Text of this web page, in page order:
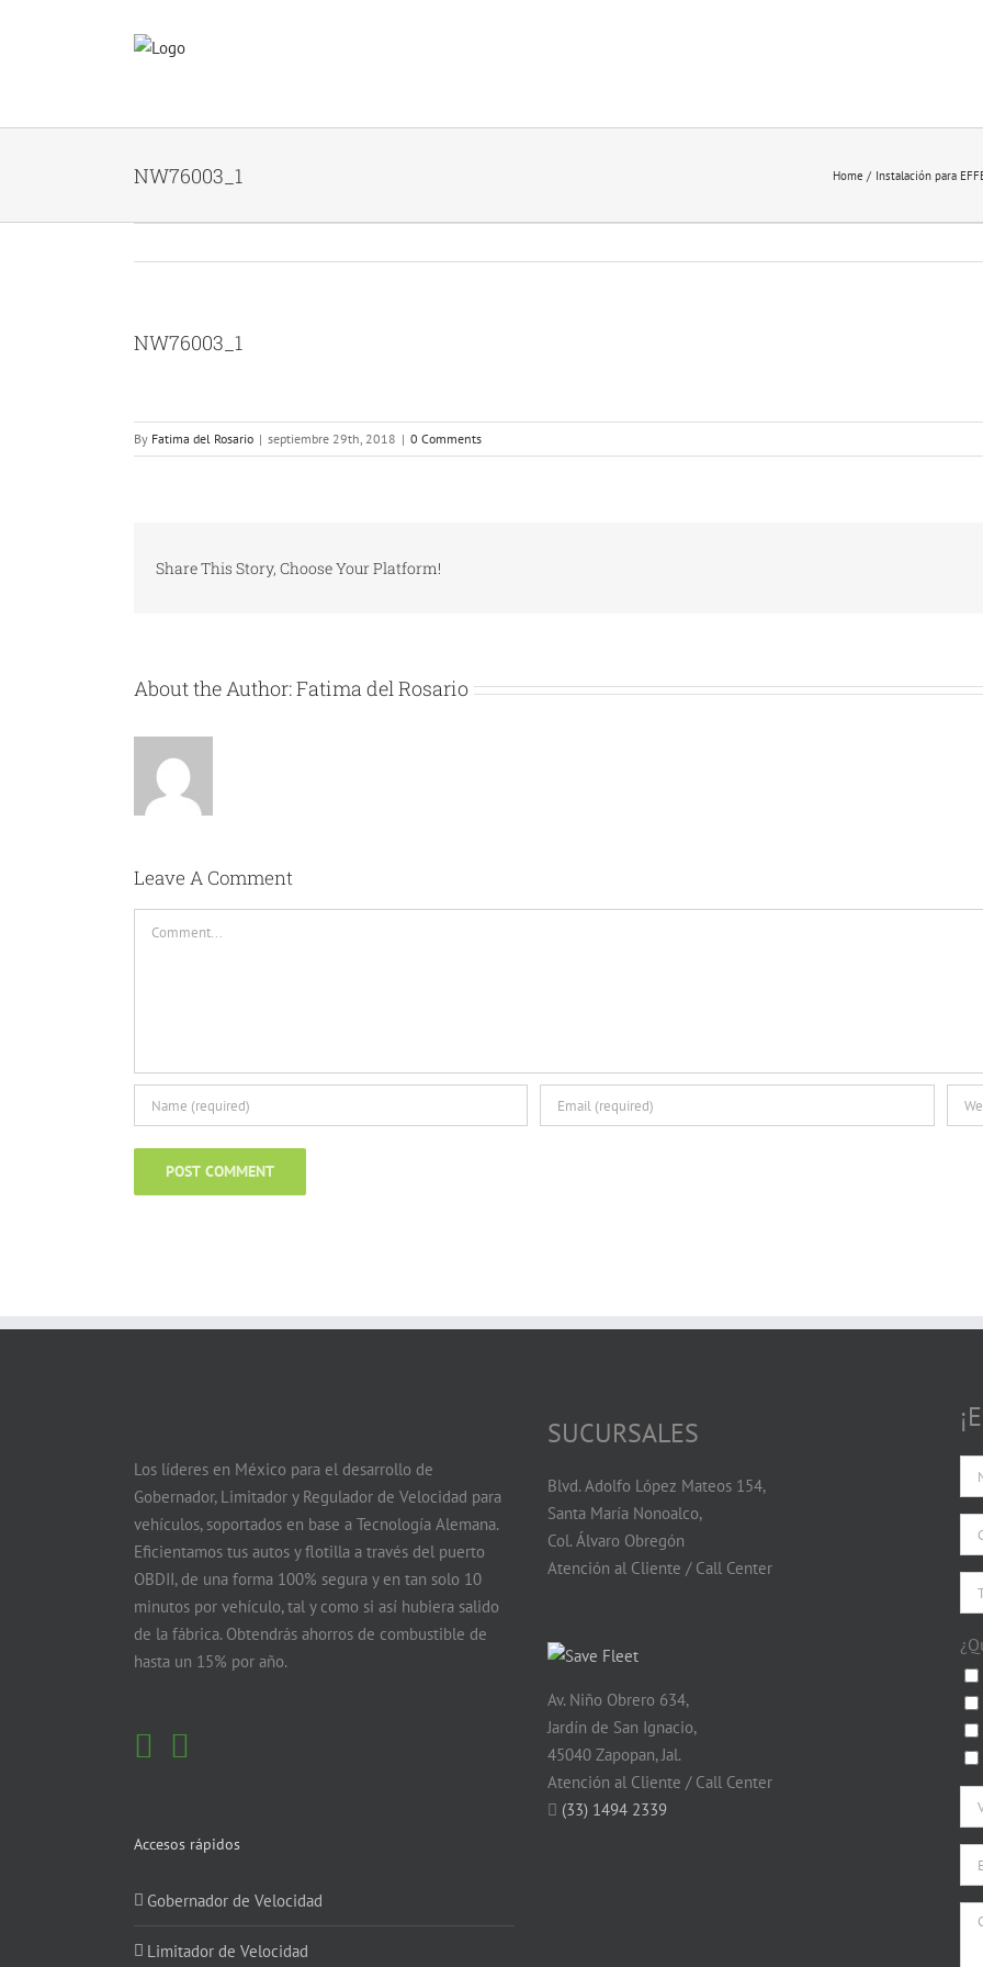
NW76003_1 Home Instalación para
NW76003_1
By Fatima del Rosario | septiembre 29th, 2018 | 0 Comments
Share This Story, Choose Your Platform!
About the Author:Fatima del Rosario
Leave A Comment
Los líderes en México para el desarrollo de
Gobernador, Limitador y Regulador de Velocidad para
vehículos, soportados en base a Tecnología Alemana.
Eficientamos tus autos y flotilla a través del puerto
OBDII, de una forma 100% segura y en tan solo 10
minutos por vehículo, tal y como si así hubiera salido
de la fábrica. Obtendrás ahorros de combustible de
hasta un 15% por año.
Accesos rápidos
Gobernador de Velocidad
Limitador de Velocidad
SUCURSALES
Blvd. Adolfo López Mateos 154,
Santa María Nonoalco,
Col. Álvaro Obregón
Atención al Cliente / Call Center
Av. Niño Obrero 634,
Jardín de San Ignacio,
45040 Zapopan, Jal.
Atención al Cliente / Call Center
(33) 1494 2339